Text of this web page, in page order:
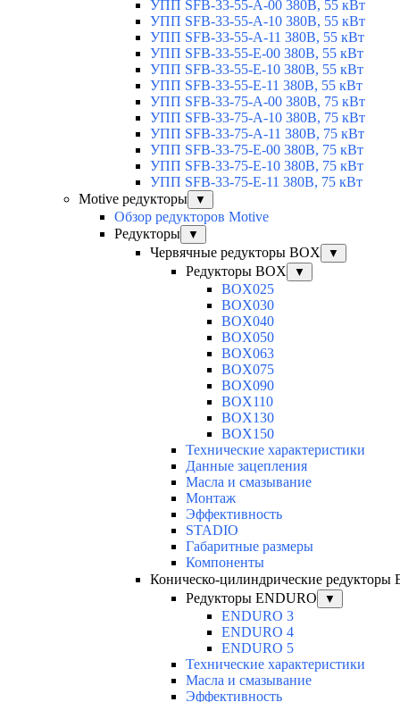
УПП SFB-33-55-A-00 380В, 55 кВт
УПП SFB-33-55-A-10 380В, 55 кВт
УПП SFB-33-55-A-11 380В, 55 кВт
УПП SFB-33-55-E-00 380В, 55 кВт
УПП SFB-33-55-E-10 380В, 55 кВт
УПП SFB-33-55-E-11 380В, 55 кВт
УПП SFB-33-75-A-00 380В, 75 кВт
УПП SFB-33-75-A-10 380В, 75 кВт
УПП SFB-33-75-A-11 380В, 75 кВт
УПП SFB-33-75-E-00 380В, 75 кВт
УПП SFB-33-75-E-10 380В, 75 кВт
УПП SFB-33-75-E-11 380В, 75 кВт
Motive редукторы
▼
Обзор редукторов Motive
Редукторы
▼
Червячные редукторы BOX ▼
Редукторы BOX ▼
BOX025
BOX030
BOX040
BOX050
BOX063
BOX075
BOX090
BOX110
BOX130
BOX150
Технические характеристики
Данные зацепления
Масла и смазывание
Монтаж
Эффективность
STADIO
Габаритные размеры
Компоненты
Коническо-цилиндрические редукторы
Редукторы ENDURO
▼
ENDURO 3
ENDURO 4
ENDURO 5
Технические характеристики
Масла и смазывание
Эффективность